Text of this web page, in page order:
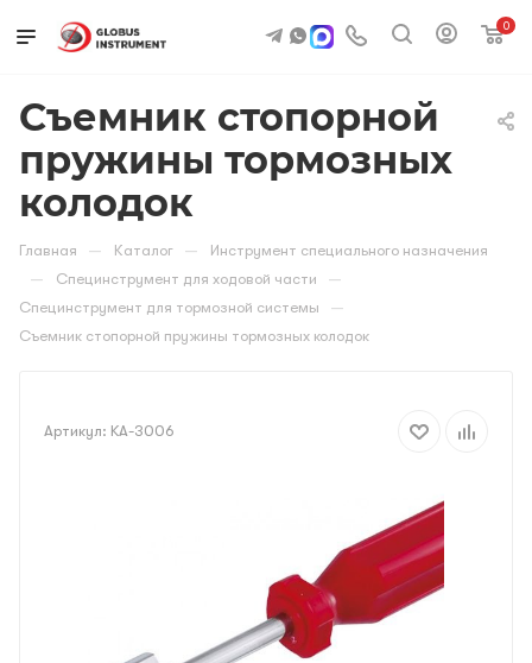
0
Съемник стопорной
пружины тормозных
колодок
Главная — Каталог — Инструмент специального назначения
— Специнструмент для ходовой части —
Специнструмент для тормозной системы —
Съемник стопорной пружины тормозных колодок
Артикул: KA-3006